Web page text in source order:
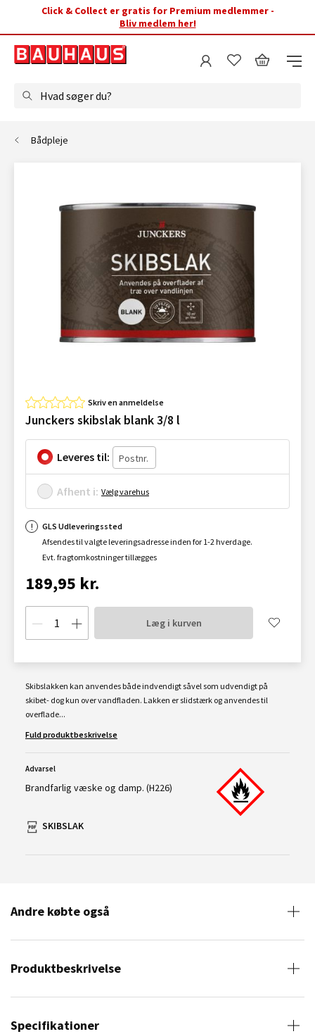
Click & Collect er gratis for Premium medlemmer -
Bliv medlem her!
Hvad søger du?
Bådpleje
Skriv en anmeldelse
Junckers skibslak blank 3/8 l
Leveres til:
Afhent i: Vælg varehus
GLS Udleveringssted
Afsendes til valgte leveringsadresse inden for 1-2 hverdage.
Evt. fragtomkostninger tillægges
189,95 kr.
Læg i kurven
Skibslakken kan anvendes både indvendigt såvel som udvendigt på
skibet- dog kun over vandfladen. Lakken er slidstærk og anvendes til
overflade...
Fuld produktbeskrivelse
Advarsel
Brandfarlig væske og damp. (H226)
SKIBSLAK
Andre købte også
Produktbeskrivelse
Specifikationer